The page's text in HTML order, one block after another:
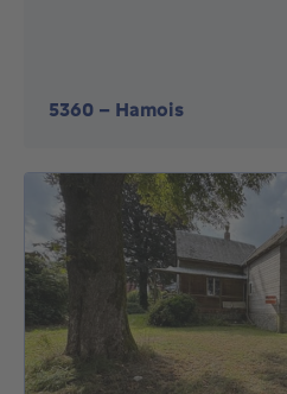
5360 - Hamois